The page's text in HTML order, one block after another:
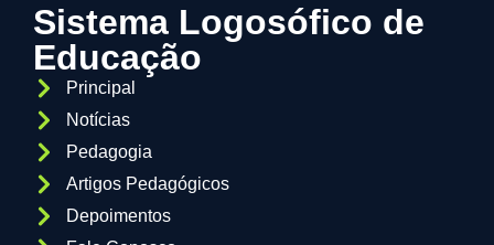
Sistema Logosófico de
Educação
Principal
Notícias
Pedagogia
Artigos Pedagógicos
Depoimentos